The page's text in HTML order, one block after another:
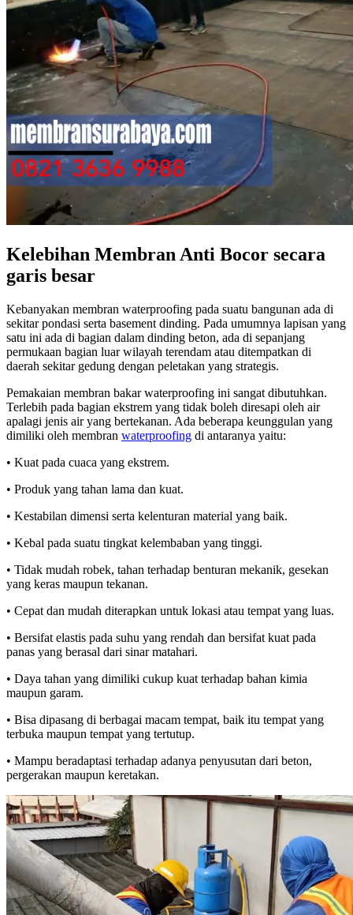
Kelebihan Membran Anti Bocor secara
garis besar
Kebanyakan membran waterproofing pada suatu bangunan ada di
sekitar pondasi serta basement dinding. Pada umumnya lapisan yang
satu ini ada di bagian dalam dinding beton, ada di sepanjang
permukaan bagian luar wilayah terendam atau ditempatkan di
daerah sekitar gedung dengan peletakan yang strategis.
Pemakaian membran bakar waterproofing ini sangat dibutuhkan.
Terlebih pada bagian ekstrem yang tidak boleh diresapi oleh air
apalagi jenis air yang bertekanan. Ada beberapa keunggulan yang
dimiliki oleh membran waterproofing di antaranya yaitu:
• Kuat pada cuaca yang ekstrem.
• Produk yang tahan lama dan kuat.
• Kestabilan dimensi serta kelenturan material yang baik.
• Kebal pada suatu tingkat kelembaban yang tinggi.
• Tidak mudah robek, tahan terhadap benturan mekanik, gesekan
yang keras maupun tekanan.
• Cepat dan mudah diterapkan untuk lokasi atau tempat yang luas.
• Bersifat elastis pada suhu yang rendah dan bersifat kuat pada
panas yang berasal dari sinar matahari.
• Daya tahan yang dimiliki cukup kuat terhadap bahan kimia
maupun garam.
• Bisa dipasang di berbagai macam tempat, baik itu tempat yang
terbuka maupun tempat yang tertutup.
• Mampu beradaptasi terhadap adanya penyusutan dari beton,
pergerakan maupun keretakan.